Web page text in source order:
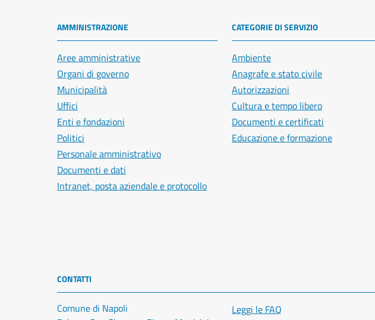
AMMINISTRAZIONE
Aree amministrative
Organi di governo
Municipalità
Uffici
Enti e fondazioni
Politici
Personale amministrativo
Documenti e dati
Intranet, posta aziendale e protocollo
CATEGORIE DI SERVIZIO
Ambiente
Anagrafe e stato civile
Autorizzazioni
Cultura e tempo libero
Documenti e certificati
Educazione e formazione
CONTATTI
Comune di Napoli
Leggi le FAQ